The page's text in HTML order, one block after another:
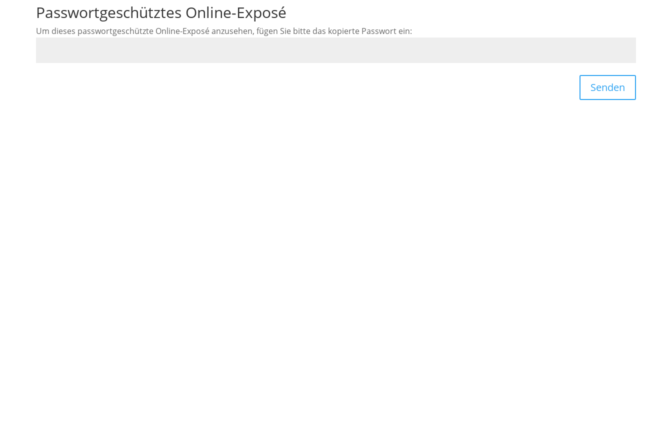
Passwortgeschütztes Online-Exposé
Um dieses passwortgeschützte Online-Exposé anzusehen, fügen Sie bitte das kopierte Passwort ein:
Senden